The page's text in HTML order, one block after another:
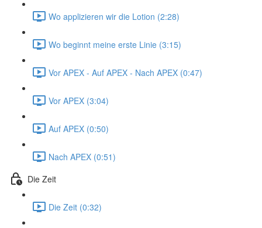
Wo applizieren wir die Lotion (2:28)
Wo beginnt meine erste Linie (3:15)
Vor APEX - Auf APEX - Nach APEX (0:47)
Vor APEX (3:04)
Auf APEX (0:50)
Nach APEX (0:51)
Die Zeit
Die Zeit (0:32)